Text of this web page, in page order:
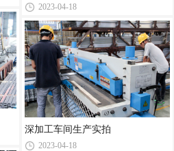
2023-04-18
深加工车间生产实拍
2023-04-18